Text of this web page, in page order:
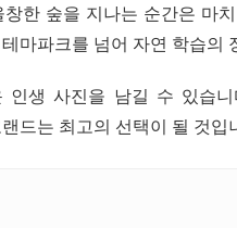
한 숲을 지나는 순간은 마
마파크를 넘어 자연 학습의
인생 사진을 남길 수 있습
드는 최고의 선택이 될 것입